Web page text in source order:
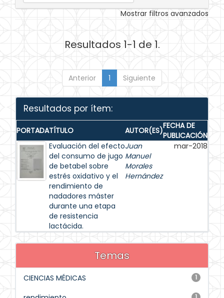
Mostrar filtros avanzados
Resultados 1-1 de 1.
Anterior 1 Siguiente
Resultados por ítem:
PORTADATÍTULO AUTOR(ES)FECHA DE
PUBLICACIÓN
Evaluación del efecto
del consumo de jugo
de betabel sobre
estrés oxidativo y el
rendimiento de
nadadores máster
durante una etapa
de resistencia
lactácida.
Juan
Manuel
Morales
Hernández
mar-2018
Temas
1
CIENCIAS MÉDICAS